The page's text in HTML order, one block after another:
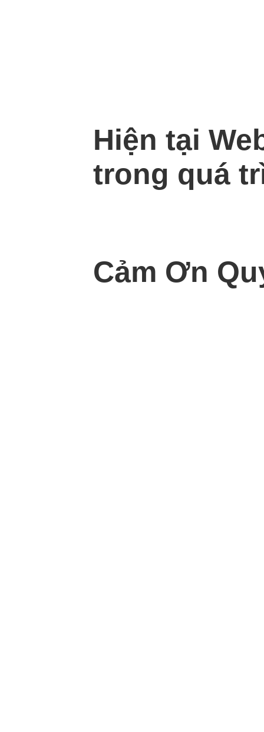
Hiện tại
trong quá
Cảm Ơn